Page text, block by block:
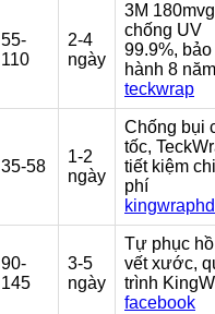
55-
110
2-4
ngày
3M 180mvg
chống UV
99.9%, bảo
hành 8 năm
teckwrap
35-58
1-2
ngày
Chống bụi
tốc,
tiết kiệm chi
phí
kingwraphd
90-
145
3-5
ngày
Tự phục
vết xước,
trình
facebook